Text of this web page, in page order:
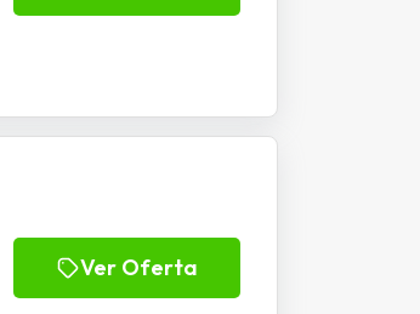
Ver Oferta